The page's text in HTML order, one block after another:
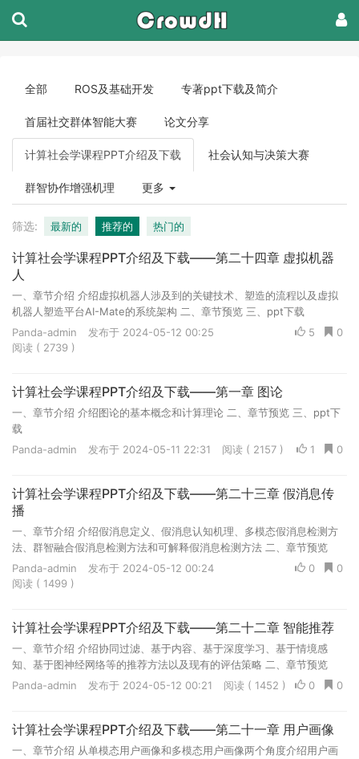
全部 ROS及基础开发 专著ppt下载及简介
首届社交群体智能大赛 论文分享
计算社会学课程PPT介绍及下载 社会认知与决策大赛
群智协作增强机理 更多
筛选: 最新的 推荐的 热门的
计算社会学课程PPT介绍及下载——第二十四章 虚拟机器
人
一、章节介绍 介绍虚拟机器人涉及到的关键技术、塑造的流程以及虚拟
机器人塑造平台AI-Mate的系统架构 二、章节预览 三、ppt下载
0
5
Panda-admin
发布于 2024-05-12 00:25
阅读 ( 2739 )
计算社会学课程PPT介绍及下载——第一章 图论
一、章节介绍 介绍图论的基本概念和计算理论 二、章节预览 三、ppt下
载
0
1
Panda-admin 发布于 2024-05-11 22:31 阅读 ( 2157 )
计算社会学课程PPT介绍及下载——第二十三章 假消息传
播
一、章节介绍 介绍假消息定义、假消息认知机理、多模态假消息检测方
法、群智融合假消息检测方法和可解释假消息检测方法 二、章节预览
三、ppt下载
0
0
Panda-admin
发布于 2024-05-12 00:24
阅读 ( 1499 )
计算社会学课程PPT介绍及下载——第二十二章 智能推荐
一、章节介绍 介绍协同过滤、基于内容、基于深度学习、基于情境感
知、基于图神经网络等的推荐方法以及现有的评估策略 二、章节预览
三、ppt下载
0
0
Panda-admin 发布于 2024-05-12 00:21 阅读 ( 1452 )
计算社会学课程PPT介绍及下载——第二十一章 用户画像
一、章节介绍 从单模态用户画像和多模态用户画像两个角度介绍用户画